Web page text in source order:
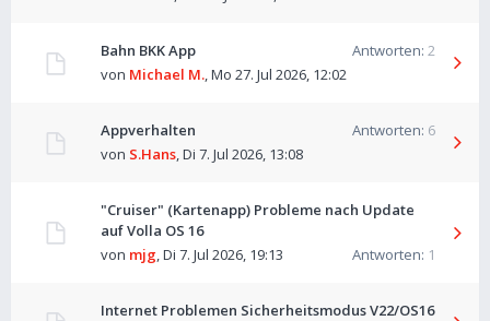
Bahn BKK App Antworten: 2
von Michael M.,Mo 27. Jul 2026, 12:02
Appverhalten Antworten: 6
von S.Hans,Di 7. Jul 2026, 13:08
"Cruiser" (Kartenapp) Probleme nach Update
auf Volla OS 16
Antworten: 1
von mjg,Di 7. Jul 2026, 19:13
Internet Problemen Sicherheitsmodus V22/OS16